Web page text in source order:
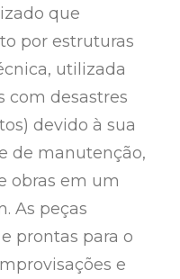
que
por estruturas
utilizada
com desastres
devido à sua
de manutenção,
obras em um
As peças
prontas para o
e